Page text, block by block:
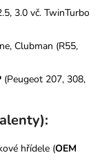
3.0 vč. TwinTurbo
Clubman (R55,
(Peugeot 207, 308,
hřídele (OEM